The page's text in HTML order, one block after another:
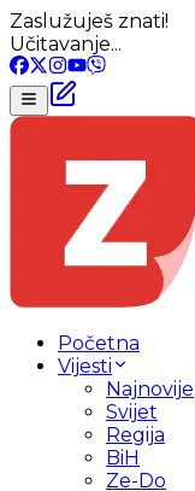
Zaslužuješ znati!
Učitavanje...
Početna
Vijesti
Najnovije
Svijet
Regija
BiH
Ze-Do